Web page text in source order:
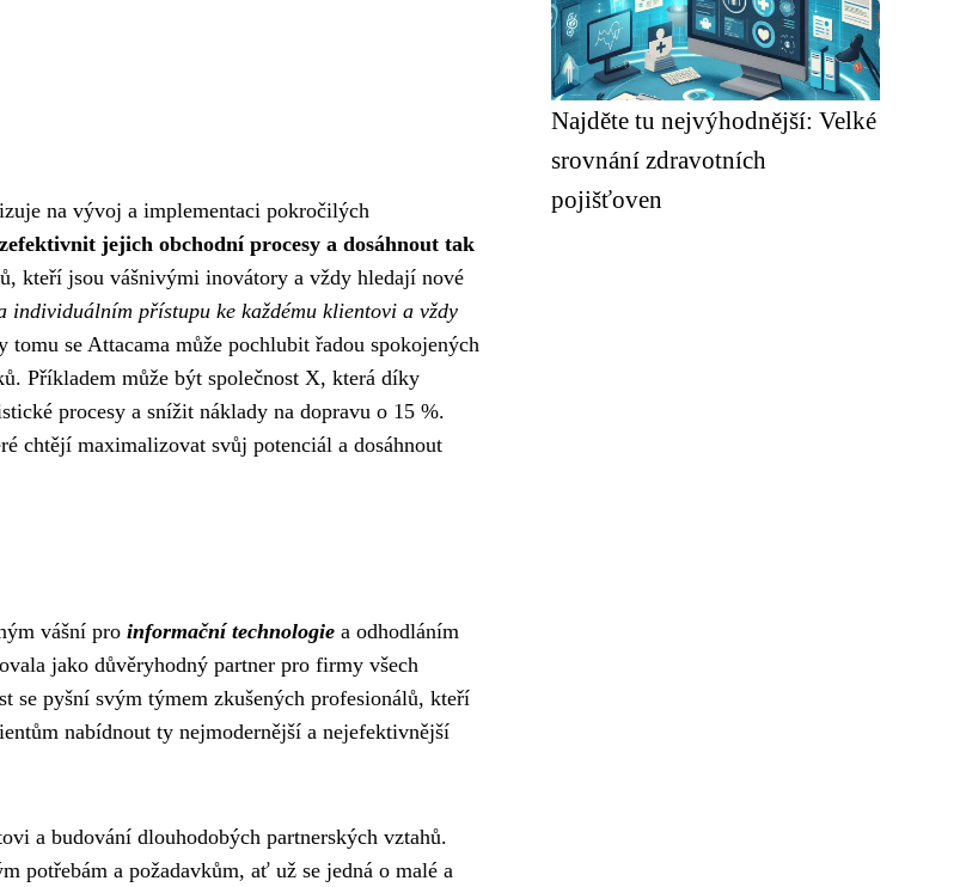
na vývoj a implementaci pokročilých
jejich obchodní procesy a dosáhnout tak
kteří jsou vášnivými inovátory a vždy hledají nové
individuálním přístupu ke každému klientovi a vždy
tomu se Attacama může pochlubit řadou spokojených
Příkladem může být společnost X, která díky
procesy a snížit náklady na dopravu o 15 %.
chtějí maximalizovat svůj potenciál a dosáhnout
vášní pro informační technologie a odhodláním
jako důvěryhodný partner pro firmy všech
se pyšní svým týmem zkušených profesionálů, kteří
nabídnout ty nejmodernější a nejefektivnější
a budování dlouhodobých partnerských vztahů.
potřebám a požadavkům, ať už se jedná o malé a
Najděte tu nejvýhodnější: Velké
srovnání zdravotních
pojišťoven